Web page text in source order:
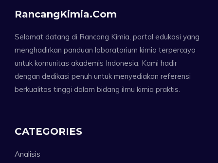
RancangKimia.com
Selamat datang di Rancang Kimia, portal edukasi yang
menghadirkan panduan laboratorium kimia terpercaya
untuk komunitas akademis Indonesia. Kami hadir
dengan dedikasi penuh untuk menyediakan referensi
berkualitas tinggi dalam bidang ilmu kimia praktis.
CATEGORIES
Analisis